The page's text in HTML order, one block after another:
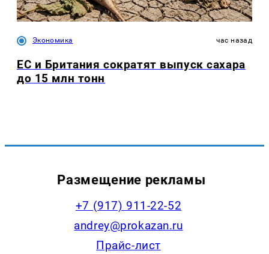
Экономика час назад
ЕС и Британия сократят выпуск сахара
до 15 млн тонн
Размещение рекламы
+7 (917) 911-22-52
andrey@prokazan.ru
Прайс-лист